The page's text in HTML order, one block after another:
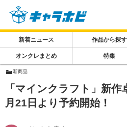
新着ニュース 作品から探す
オンクレまとめ 特集
新商品
「マインクラフト」新
月21日より予約開始！